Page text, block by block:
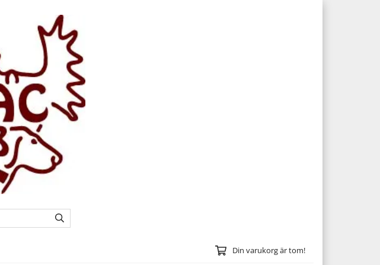
Din varukorg är tom!